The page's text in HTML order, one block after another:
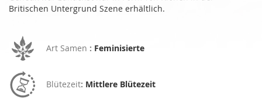
Britischen Untergrund Szene erhältlich.
Art Samen : Feminisierte
Blütezeit: Mittlere Blütezeit